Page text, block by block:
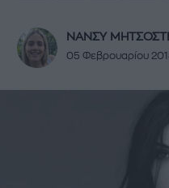
ΝΑΝΣΥ
05 Φεβρουαρίου